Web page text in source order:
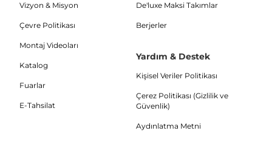
Vizyon & Misyon
Çevre Politikası
Montaj Videoları
Katalog
Fuarlar
E-Tahsilat
De'luxe Maksi Takımlar
Berjerler
Yardım & Destek
Kişisel Veriler Politikası
Çerez Politikası (Gizlilik ve
Güvenlik)
Aydınlatma Metni